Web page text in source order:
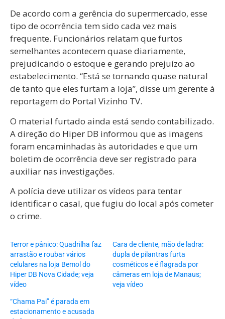
De acordo com a gerência do supermercado, esse
tipo de ocorrência tem sido cada vez mais
frequente. Funcionários relatam que furtos
semelhantes acontecem quase diariamente,
prejudicando o estoque e gerando prejuízo ao
estabelecimento. “Está se tornando quase natural
de tanto que eles furtam a loja”, disse um gerente à
reportagem do Portal Vizinho TV.
O material furtado ainda está sendo contabilizado.
A direção do Hiper DB informou que as imagens
foram encaminhadas às autoridades e que um
boletim de ocorrência deve ser registrado para
auxiliar nas investigações.
A polícia deve utilizar os vídeos para tentar
identificar o casal, que fugiu do local após cometer
o crime.
Terror e pânico: Quadrilha faz
arrastão e roubar vários
celulares na loja Bemol do
Hiper DB Nova Cidade; veja
vídeo
Cara de cliente, mão de ladra:
dupla de pilantras furta
cosméticos e é flagrada por
câmeras em loja de Manaus;
veja vídeo
“Chama Pai” é parada em
estacionamento e acusada